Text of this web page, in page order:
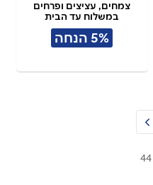
צמחים, עציצים ופרחים
במשלוח עד הבית
5% הנחה